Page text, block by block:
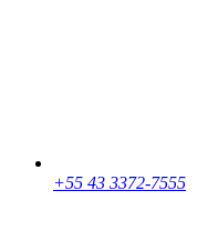
+55 43 3372-7555